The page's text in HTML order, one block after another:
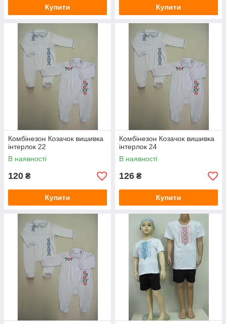
Купити Купити
Комбінезон Козачок вишивка
інтерлок 22
В наявності
120 ₴
Купити
Комбінезон Козачок вишивка
інтерлок 24
В наявності
126 ₴
Купити